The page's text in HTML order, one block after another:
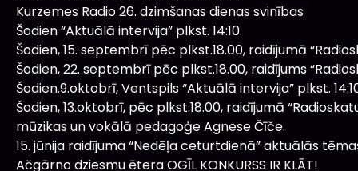
Kurzemes Radio 26. dzimšanas dienas svinības
Šodien “Aktuālā intervija” plkst. 14:10.
Šodien, 15. septembrī pēc plkst.18.00, raidījumā
Šodien, 22. septembrī pēc plkst.18.00, raidījums
Šodien.9.oktobrī, Ventspils “Aktuālā intervija” plkst.
Šodien, 13.oktobrī, pēc plkst.18.00, raidījumā
mūzikas un vokālā pedagoģe Agnese Čīče.
15. jūnija raidījuma “Nedēļa ceturtdienā” aktuālās
Ačgārno dziesmu ētera OGĪL KONKURSS IR KLĀT!